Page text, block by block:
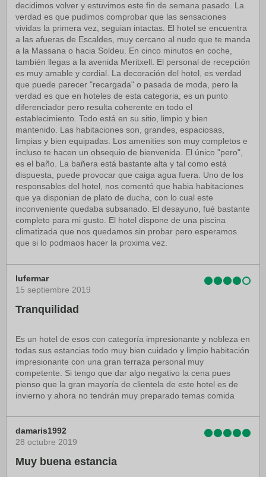
decidimos volver y estuvimos este fin de semana pasado. La
verdad es que pudimos comprobar que las sensaciones
vividas la primera vez, seguian intactas. El hotel se encuentra
a las afueras de Escaldes, muy cercano al nudo que te manda
a la Massana o hacia Soldeu. En cinco minutos en coche,
también llegas a la avenida Meritxell. El personal de recepción
es muy amable y cordial. La decoración del hotel, es verdad
que puede parecer "recargada" o pasada de moda, pero la
verdad es que en hoteles de esta categoria, es un punto
diferenciador pero resulta coherente en todo el
establecimiento. Todo está en su sitio, limpio y bien
mantenido. Las habitaciones son, grandes, espaciosas,
limpias y bien equipadas. Los amenities son muy completos e
incluso te hacen un obsequio de bienvenida. El único "pero",
es el baño. La bañera está bastante alta y tal como está
dispuesta, puede provocar que caiga agua fuera. Uno de los
responsables del hotel, nos comentó que habia habitaciones
que ya disponian de plato de ducha, con lo cual este
inconveniente quedaba subsanado. El desayuno, fué bastante
completo para mi gusto. El hotel dispone de una piscina
climatizada que nos quedamos sin probar pero esperamos
que si lo podmaos hacer la proxima vez.
lufermar
15 septiembre 2019
Tranquilidad
Es un hotel de esos con categoría impresionante y nobleza en
todas sus estancias todo muy bien cuidado y limpio habitación
impresionante con una gran terraza personal muy
competente. Si tengo que dar algo negativo la cena pues
pienso que la gran mayoría de clientela de este hotel es de
invierno y ahora no tendrán muy preparado temas comida
damaris1992
28 octubre 2019
Muy buena estancia